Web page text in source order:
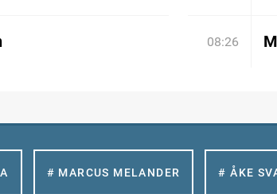
08:26
# MARCUS MELANDER # ÅKE